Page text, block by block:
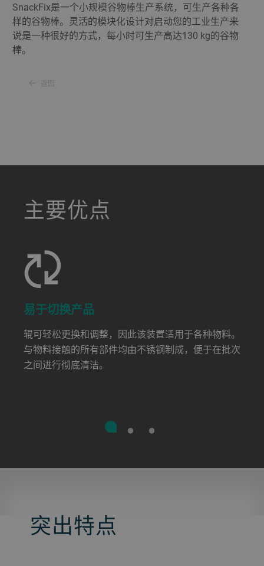
SnackFix是一个小规模谷物棒生产系统，可生产各种各
样的谷物棒。灵活的模块化设计对启动您的工业生产来
说是一种很好的方式，每小时可生产高达130 kg的谷物
棒。
返回
a decorative background image
主要优点
易于切换产品
辊可轻松更换和调整，因此该装置适用于各种物料。
与物料接触的所有部件均由不锈钢制成，便于在批次
之间进行彻底清洁。
突出特点